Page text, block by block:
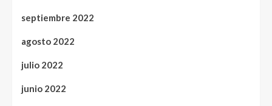
septiembre 2022
agosto 2022
julio 2022
junio 2022